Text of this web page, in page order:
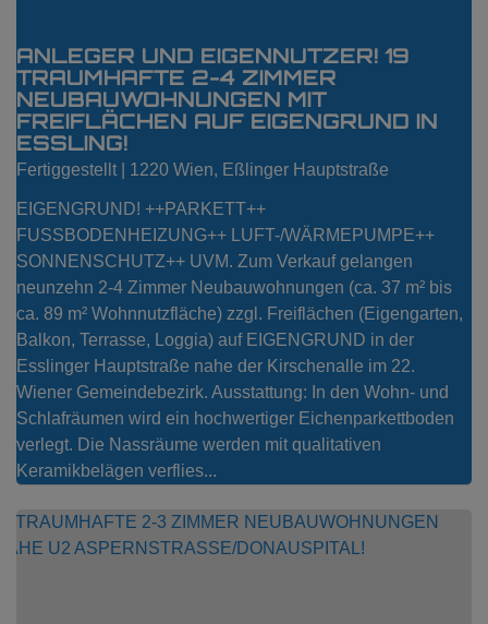
ANLEGER UND EIGENNUTZER! 19
TRAUMHAFTE 2-4 ZIMMER
NEUBAUWOHNUNGEN MIT
FREIFLÄCHEN AUF EIGENGRUND IN
ESSLING!
Fertiggestellt | 1220 Wien, Eßlinger Hauptstraße
EIGENGRUND! ++PARKETT++
FUSSBODENHEIZUNG++ LUFT-/WÄRMEPUMPE++
SONNENSCHUTZ++ UVM. Zum Verkauf gelangen
neunzehn 2-4 Zimmer Neubauwohnungen (ca. 37 m² bis
ca. 89 m² Wohnnutzfläche) zzgl. Freiflächen (Eigengarten,
Balkon, Terrasse, Loggia) auf EIGENGRUND in der
Esslinger Hauptstraße nahe der Kirschenalle im 22.
Wiener Gemeindebezirk. Ausstattung: In den Wohn- und
Schlafräumen wird ein hochwertiger Eichenparkettboden
verlegt. Die Nassräume werden mit qualitativen
Keramikbelägen verflies...